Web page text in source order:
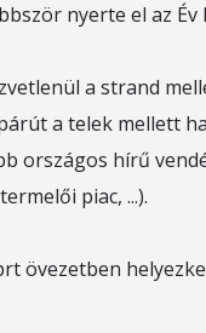
nyerte el az Év
a strand
a telek mellett
országos hírű
piac, ...).
övezetben